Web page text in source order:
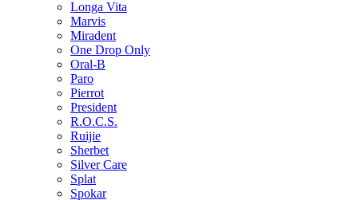
Longa Vita
Marvis
Miradent
One Drop Only
Oral-B
Paro
Pierrot
President
R.O.C.S.
Ruijie
Sherbet
Silver Care
Splat
Spokar